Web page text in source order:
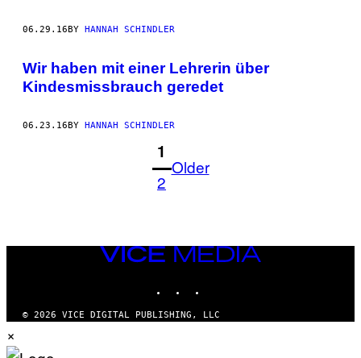
06.29.16BY HANNAH SCHINDLER
Wir haben mit einer Lehrerin über
Kindesmissbrauch geredet
06.23.16BY HANNAH SCHINDLER
1
2
Older
VICE
MEDIA
© 2026 VICE DIGITAL PUBLISHING, LLC
×